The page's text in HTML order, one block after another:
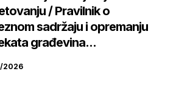
/ Pravilnik o
sadržaju i opremanju
građevina...
2026